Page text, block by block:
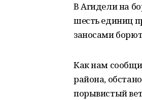
В Агидели на
шесть единиц
заносами
Как нам
района,
порывистый